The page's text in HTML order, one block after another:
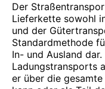
Der
Lieferkette sowohl
und der
Standardmethode
In- und Ausland
Ladungstransports
er über die